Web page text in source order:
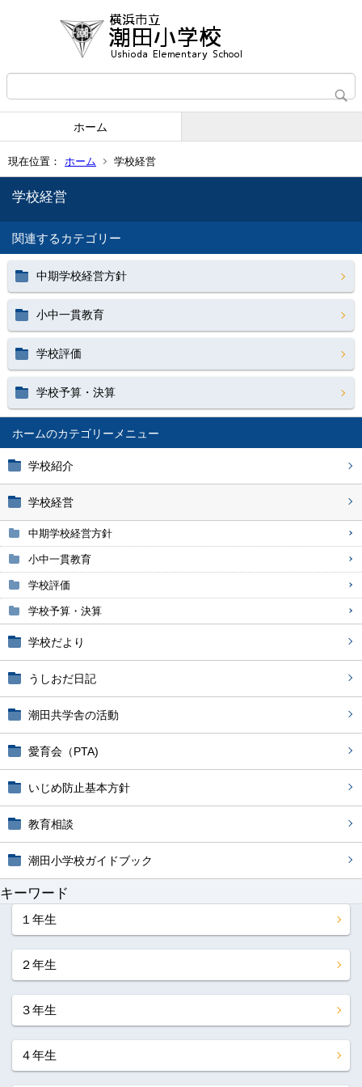
ホーム
現在位置： ホーム 学校経営
ホーム
学校紹介
学校経営
中期学校経営方針
小中一貫教育
学校評価
学校予算・決算
学校だより
うしおだ日記
潮田共学舎の活動
愛育会（PTA)
いじめ防止基本方針
教育相談
潮田小学校ガイドブック
キーワード
１年生
２年生
３年生
４年生
学校経営
関連するカテゴリー
中期学校経営方針
小中一貫教育
学校評価
学校予算・決算